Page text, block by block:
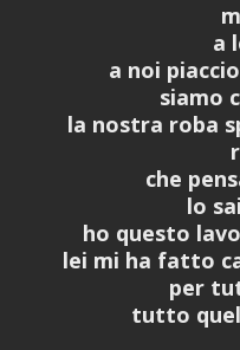
a
a noi
siamo
la nostra roba
che
lo
ho questo
lei mi ha fatto
per
tutto